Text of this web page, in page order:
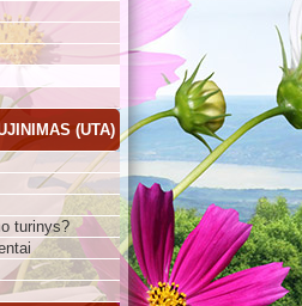
(UTA)
turinys?